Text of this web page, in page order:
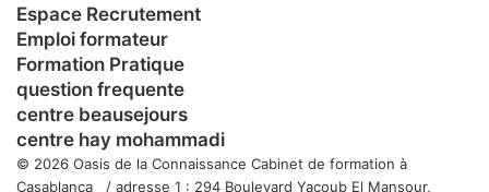
Espace Recrutement
Emploi formateur
Formation Pratique
question frequente
centre beausejours
centre hay mohammadi
© 2026 Oasis de la Connaissance Cabinet de formation à
Casablanca / adresse 1 : 294 Boulevard Yacoub El Mansour,